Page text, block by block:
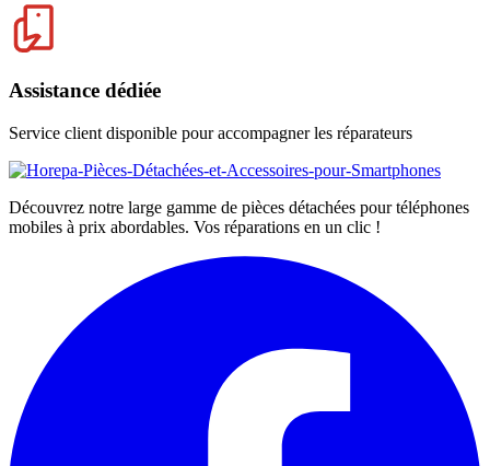
Assistance dédiée
Service client disponible pour accompagner les réparateurs
Découvrez notre large gamme de pièces détachées pour téléphones
mobiles à prix abordables. Vos réparations en un clic !